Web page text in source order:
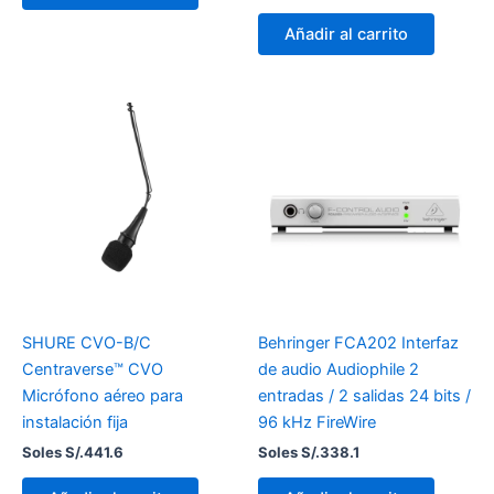
Añadir al carrito
SHURE CVO-B/C
Centraverse™ CVO
Micrófono aéreo para
instalación fija
Soles S/.441.6
Behringer FCA202 Interfaz
de audio Audiophile 2
entradas / 2 salidas 24 bits /
96 kHz FireWire
Soles S/.338.1